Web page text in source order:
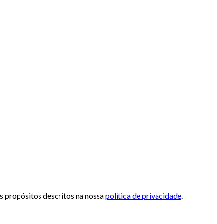
propósitos descritos na nossapolítica de privacidade.